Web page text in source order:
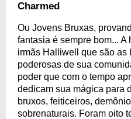
Charmed
Ou Jovens Bruxas,
fantasia é sempre bom...
irmãs Halliwell que são as
poderosas de sua
poder que com o tempo
dedicam sua mágica para
bruxos, feiticeiros,
sobrenaturais. Foram oito